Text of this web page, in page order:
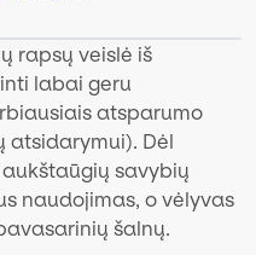
rapsų veislė iš
labai geru
atsparumo
atsidarymui). Dėl
savybių
naudojimas, o vėlyvas
šalnų.